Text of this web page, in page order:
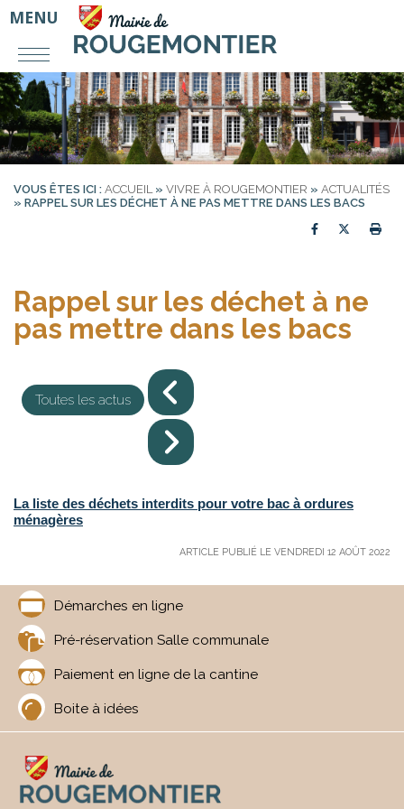
MENU
VOUS ÊTES ICI : ACCUEIL » VIVRE À ROUGEMONTIER » ACTUALITÉS
» RAPPEL SUR LES DÉCHET À NE PAS METTRE DANS LES BACS
Partager sur
Rappel sur les déchet à ne
pas mettre dans les bacs
Toutes les actus
La liste des déchets interdits pour votre bac à ordures
ménagères
ARTICLE PUBLIÉ LE VENDREDI 12 AOÛT 2022
Démarches en ligne
Pré-réservation Salle communale
Paiement en ligne de la cantine
Boite à idées